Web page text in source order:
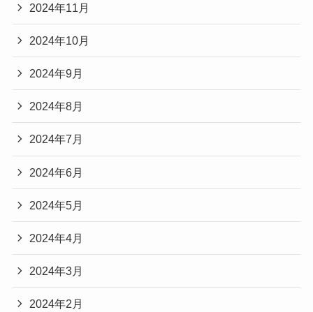
2024年11月
2024年10月
2024年9月
2024年8月
2024年7月
2024年6月
2024年5月
2024年4月
2024年3月
2024年2月